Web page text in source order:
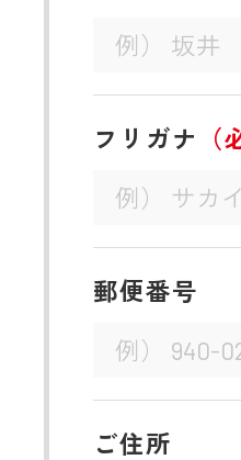
フリガナ （
郵便番号
ご住所